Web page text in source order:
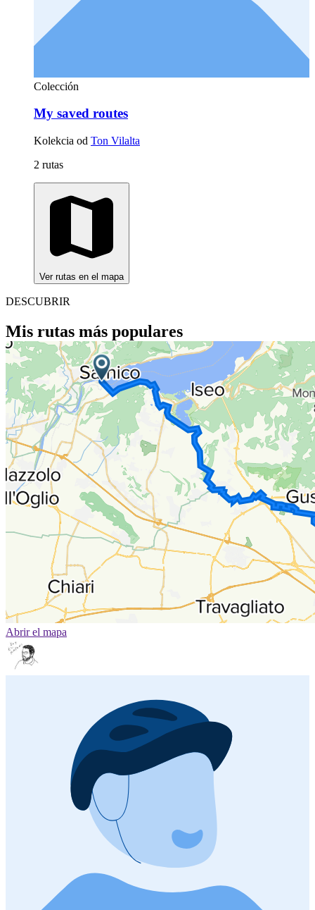
Colección
My saved routes
Kolekcia od Ton Vilalta
2 rutas
Ver rutas en el mapa
DESCUBRIR
Mis rutas más populares
Abrir el mapa